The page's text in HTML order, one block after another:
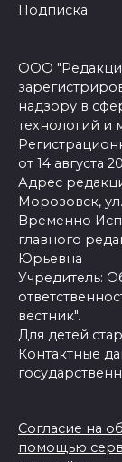
Подписка
ООО
надзору в
технологий и
от 14 августа
Адрес
Морозовск,
Временно
главного
Юрьевна
Учредитель:
вестник".
Для детей
Контактные
Согласие на
помощью